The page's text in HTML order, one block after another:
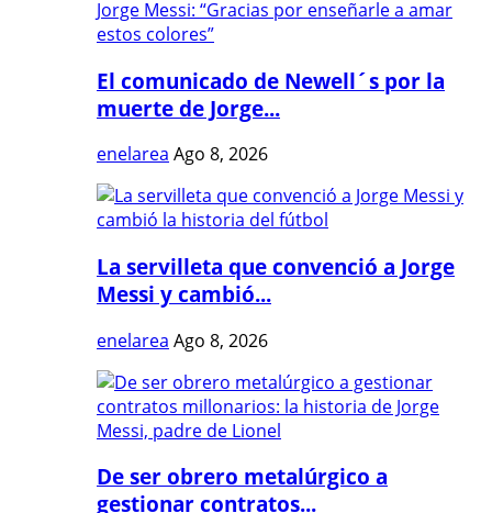
El comunicado de Newell´s por la
muerte de Jorge...
enelarea Ago 8, 2026
La servilleta que convenció a Jorge
Messi y cambió...
enelarea Ago 8, 2026
De ser obrero metalúrgico a
gestionar contratos...